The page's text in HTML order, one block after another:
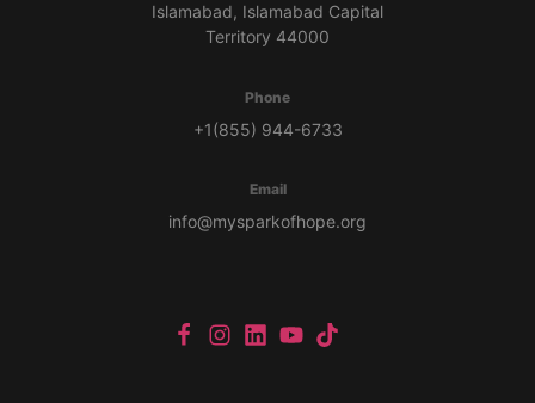
Islamabad, Islamabad Capital
Territory 44000
Phone
+1(855) 944-6733
Email
info@mysparkofhope.org